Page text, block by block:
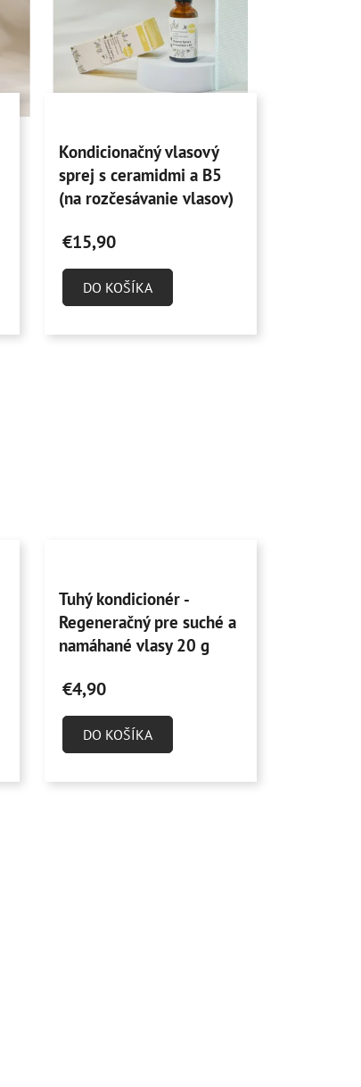
r
o
hodnotenie
produktu
je
z
5
hviezdičiek.
Kondicionačný vlasový
sprej s ceramidmi a B5
(na rozčesávanie vlasov)
€15,90
DO KOŠÍKA
hodnotenie
produktu
je
z
5
hviezdičiek.
Tuhý kondicionér -
Regeneračný pre suché a
namáhané vlasy 20 g
€4,90
DO KOŠÍKA